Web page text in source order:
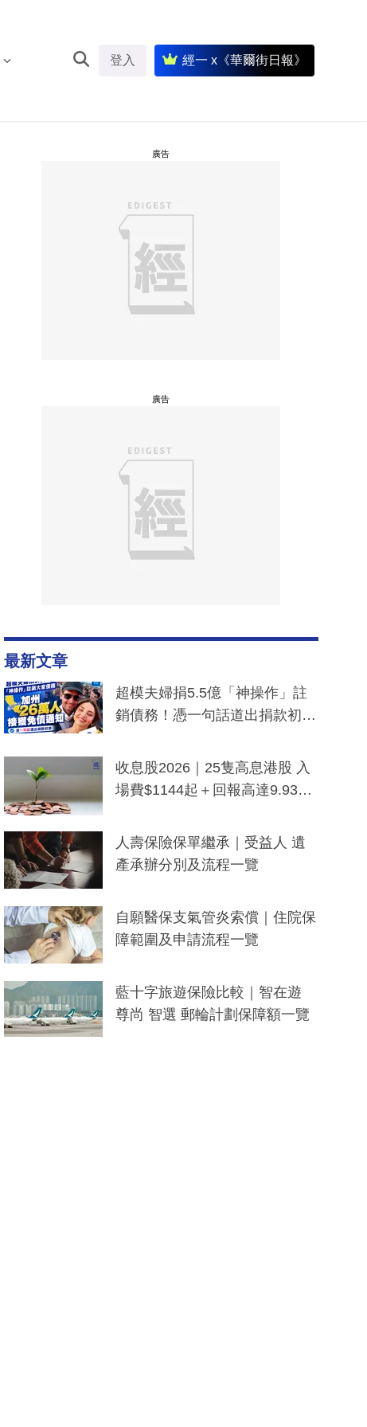
登入 經一 x《華爾街日報》
廣告
廣告
最新文章
超模夫婦捐5.5億「神操作」註
銷債務！憑一句話道出捐款初
一度被誤當詐騙手段
收息股2026｜25隻高息港股 入
場費$1144起＋回報高達9.93
人壽保險保單繼承｜受益人 遺
產承辦分別及流程一覽
自願醫保支氣管炎索償｜住院保
障範圍及申請流程一覽
藍十字旅遊保險比較｜智在遊
尊尚 智選 郵輪計劃保障額一覽